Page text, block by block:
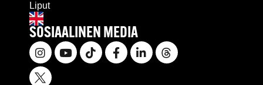
Liput
SOSIAALINEN MEDIA